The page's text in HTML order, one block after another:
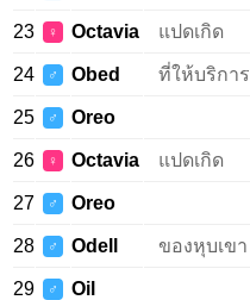
23 ♀ Octavia แปดเกิด
24 ♂ Obed ที่ให้บริการ
25 ♂ Oreo
26 ♀ Octavia แปดเกิด
27 ♂ Oreo
28 ♂ Odell ของหุบเขา
29 ♂
Oil